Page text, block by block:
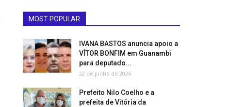
MOST POPULAR
IVANA BASTOS anuncia apoio a
VÍTOR BONFIM em Guanambi
para deputado...
22 de junho de 2026
Prefeito Nilo Coelho e a
prefeita de Vitória da